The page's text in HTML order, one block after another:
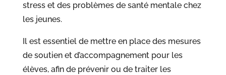
stress et des problèmes de santé mentale chez
les jeunes.
Il est essentiel de mettre en place des mesures
de soutien et d’accompagnement pour les
élèves, afin de prévenir ou de traiter les